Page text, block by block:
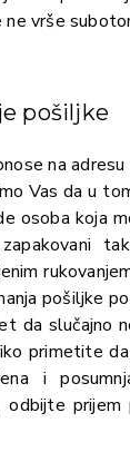
ne vrše
pošiljke
na
Vas da u
osoba koja
pošiljke
da slučajno
primetite
i
odbijte